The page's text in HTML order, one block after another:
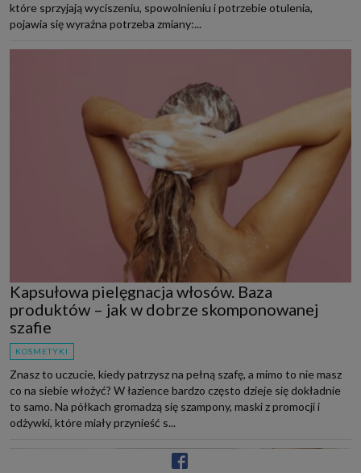
które sprzyjają wyciszeniu, spowolnieniu i potrzebie otulenia,
pojawia się wyraźna potrzeba zmiany:...
Kapsułowa pielęgnacja włosów. Baza
produktów – jak w dobrze skomponowanej
szafie
KOSMETYKI
Znasz to uczucie, kiedy patrzysz na pełną szafę, a mimo to nie masz
co na siebie włożyć? W łazience bardzo często dzieje się dokładnie
to samo. Na półkach gromadzą się szampony, maski z promocji i
odżywki, które miały przynieść s...